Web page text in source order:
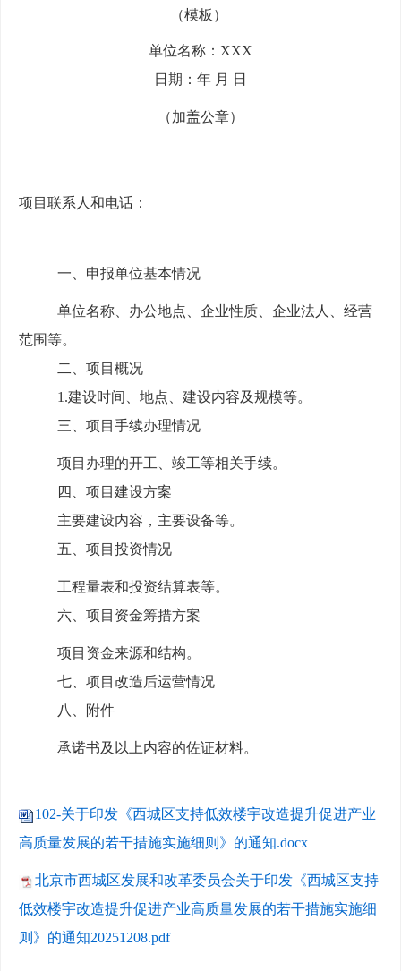
（模板）
单位名称： XXX
日期：年 月 日
（加盖公章）
项目联系人和电话：
一、申报单位基本情况
单位名称、办公地点、企业性质、企业法人、经营
范围等。
二、项目概况
1.建设时间 地点 建设内容及规模等。
三、项目手续办理情况
项目办理的开工、竣工等相关手续。
四、 项目 建设方案
主要建设内容 ，主要设备等。
五、项目投资情况
工程量表和投资结算表等。
六、项目资金筹措方案
项目资金来源和结构。
七、项目改造后运营情况
八、附件
承诺书及以上内容的佐证材料。
102-关于印发《西城区支持低效楼宇改造提升促进产业
高质量发展的若干措施实施细则》的通知.docx
北京市西城区发展和改革委员会关于印发《西城区支持
低效楼宇改造提升促进产业高质量发展的若干措施实施细
则》的通知20251208.pdf